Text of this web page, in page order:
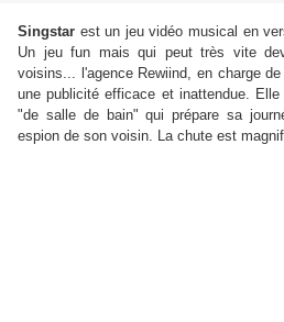
Singstar est un jeu vidéo musical en
Un jeu fun mais qui peut très vite
voisins... l'agence Rewiind, en charge
une publicité efficace et inattendue.
"de salle de bain" qui prépare sa
espion de son voisin. La chute est